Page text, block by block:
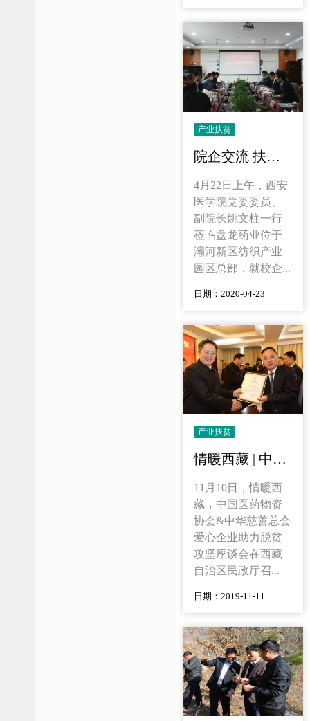
产业扶贫
院企交流 扶贫帮困 | 盘龙药业联合西安医学院开展院企交流活动
4月22日上午，西安
医学院党委委员、
副院长姚文柱一行
莅临盘龙药业位于
灞河新区纺织产业
园区总部，就校企...
日期：2020-04-23
产业扶贫
情暖西藏 | 中国医药物资协会&中华慈善总会助力脱贫攻坚
11月10日，情暖西
藏，中国医药物资
协会&中华慈善总会
爱心企业助力脱贫
攻坚座谈会在西藏
自治区民政厅召...
日期：2019-11-11